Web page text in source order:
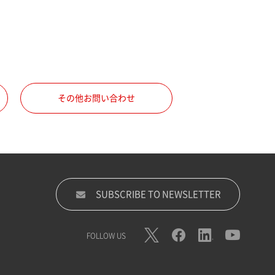
その他お問い合わせ
SUBSCRIBE TO NEWSLETTER
FOLLOW US